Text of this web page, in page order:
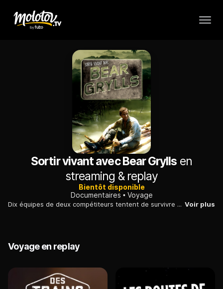
Sortir vivant avec Bear Grylls en
streaming & replay
Bientôt disponible
Documentaires
Voyage
Dix équipes de deux compétiteurs tentent de survivre dans la nature hostile de la Nouvelle-Zélande avec l'aide Bear Grylls, qui les guide et les juge. Voir plus
Voyage en replay